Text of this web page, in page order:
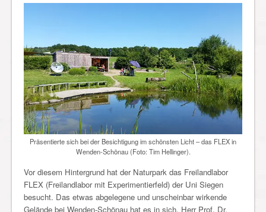
Präsentierte sich bei der Besichtigung im schönsten Licht – das FLEX in
Wenden-Schönau (Foto: Tim Hellinger).
Vor diesem Hintergrund hat der Naturpark das Freilandlabor
FLEX (Freilandlabor mit Experimentierfeld) der Uni Siegen
besucht. Das etwas abgelegene und unscheinbar wirkende
Gelände bei Wenden-Schönau hat es in sich. Herr Prof. Dr.